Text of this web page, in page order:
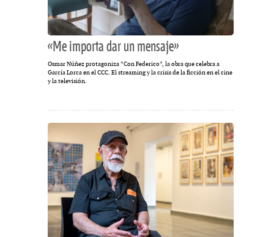
«Me importa dar un mensaje»
Osmar Núñez protagoniza *Con Federico*, la obra que celebra a
García Lorca en el CCC. El streaming y la crisis de la ficción en el cine
y la televisión.